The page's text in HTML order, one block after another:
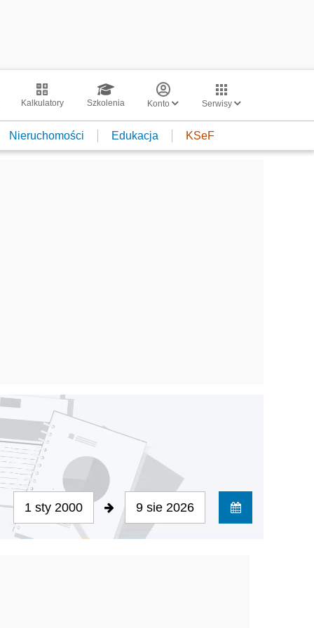
Kalkulatory Szkolenia Konto Serwisy
Nieruchomości Edukacja KSeF
1 sty 2000 9 sie 2026